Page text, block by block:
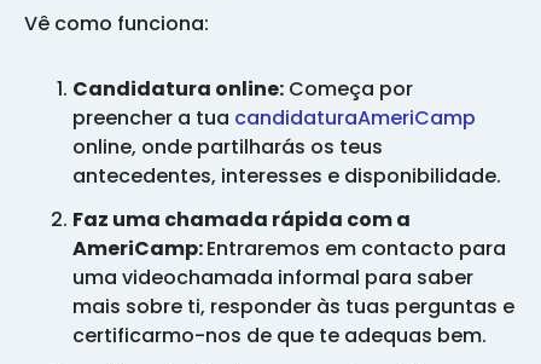
Vê como funciona:
Candidatura online: Começa por
preencher a tua candidaturaAmeriCamp
online, onde partilharás os teus
antecedentes, interesses e disponibilidade.
Faz uma chamada rápida com a
AmeriCamp:Entraremos em contacto para
uma videochamada informal para saber
mais sobre ti, responder às tuas perguntas e
certificarmo-nos de que te adequas bem.